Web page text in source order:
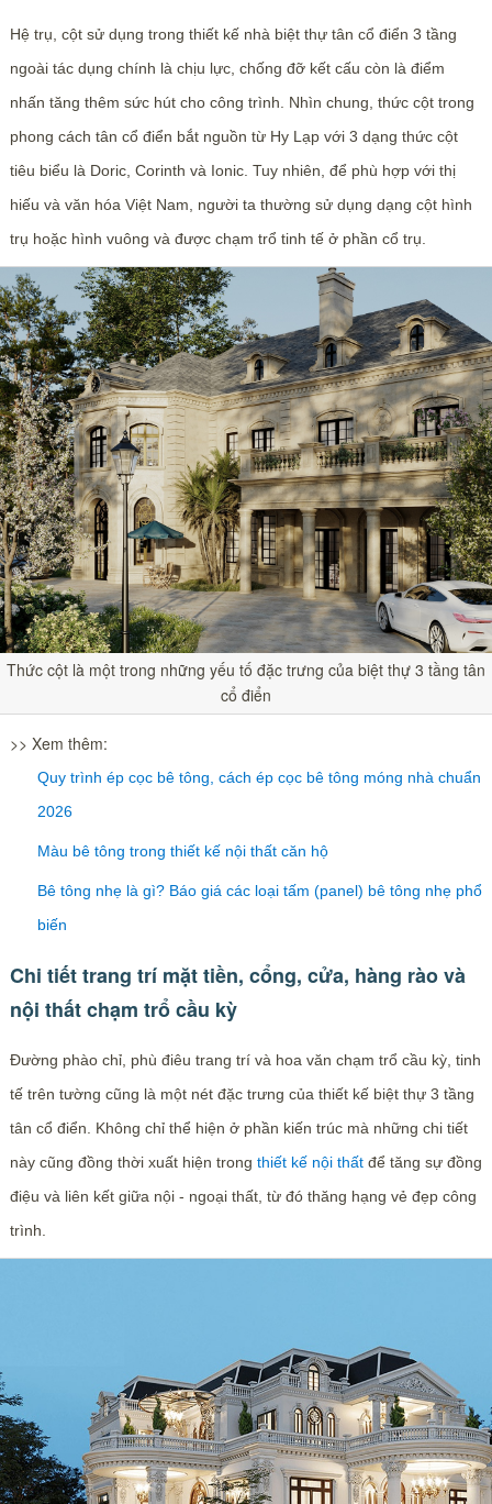
Hệ trụ, cột sử dụng trong thiết kế nhà biệt thự tân cổ điển 3 tầng
ngoài tác dụng chính là chịu lực, chống đỡ kết cấu còn là điểm
nhấn tăng thêm sức hút cho công trình. Nhìn chung, thức cột trong
phong cách tân cổ điển bắt nguồn từ Hy Lạp với 3 dạng thức cột
tiêu biểu là Doric, Corinth và Ionic. Tuy nhiên, để phù hợp với thị
hiếu và văn hóa Việt Nam, người ta thường sử dụng dạng cột hình
trụ hoặc hình vuông và được chạm trổ tinh tế ở phần cổ trụ.
Thức cột là một trong những yếu tố đặc trưng của biệt thự 3 tầng tân
cổ điển
>> Xem thêm:
Quy trình ép cọc bê tông, cách ép cọc bê tông móng nhà chuẩn
2026
Màu bê tông trong thiết kế nội thất căn hộ
Bê tông nhẹ là gì? Báo giá các loại tấm (panel) bê tông nhẹ phổ
biến
Chi tiết trang trí mặt tiền, cổng, cửa, hàng rào và
nội thất chạm trổ cầu kỳ
Đường phào chỉ, phù điêu trang trí và hoa văn chạm trổ cầu kỳ, tinh
tế trên tường cũng là một nét đặc trưng của thiết kế biệt thự 3 tầng
tân cổ điển. Không chỉ thể hiện ở phần kiến trúc mà những chi tiết
này cũng đồng thời xuất hiện trong thiết kế nội thấtđể tăng sự đồng
điệu và liên kết giữa nội - ngoại thất, từ đó thăng hạng vẻ đẹp công
trình.